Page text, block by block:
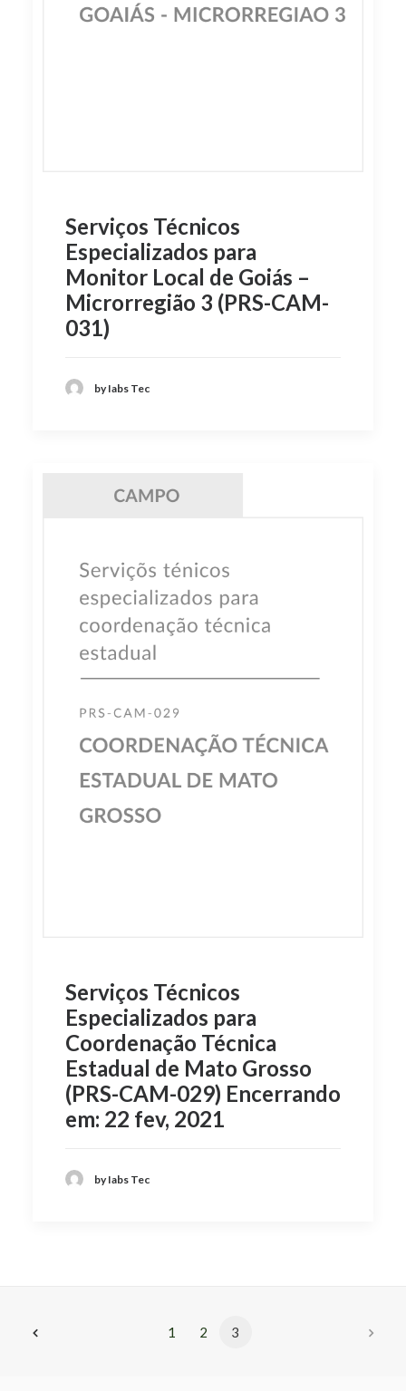
Serviços Técnicos
Especializados para
Monitor Local de Goiás –
Microrregião 3 (PRS-CAM-
031)
by Iabs Tec
Serviços Técnicos
Especializados para
Coordenação Técnica
Estadual de Mato Grosso
(PRS-CAM-029) Encerrando
em: 22 fev, 2021
by Iabs Tec
1 2 3